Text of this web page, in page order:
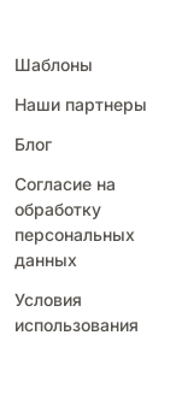
Шаблоны
Наши партнеры
Блог
Согласие на
обработку
персональных
данных
Условия
использования